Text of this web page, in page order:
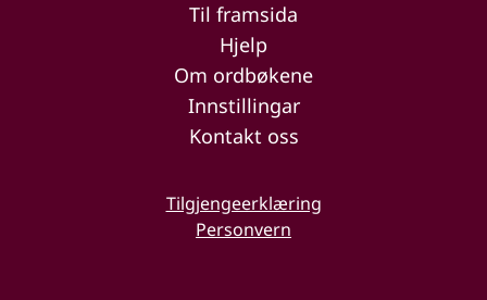
Til framsida
Hjelp
Om ordbøkene
Innstillingar
Kontakt oss
Tilgjengeerklæring
Personvern